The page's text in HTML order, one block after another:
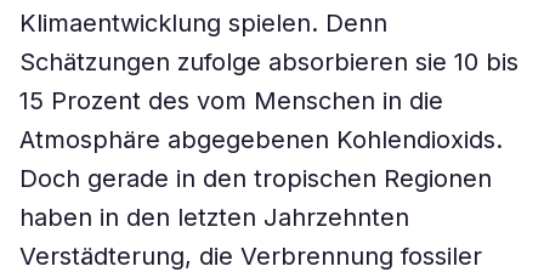
Klimaentwicklung spielen. Denn
Schätzungen zufolge absorbieren sie 10 bis
15 Prozent des vom Menschen in die
Atmosphäre abgegebenen Kohlendioxids.
Doch gerade in den tropischen Regionen
haben in den letzten Jahrzehnten
Verstädterung, die Verbrennung fossiler